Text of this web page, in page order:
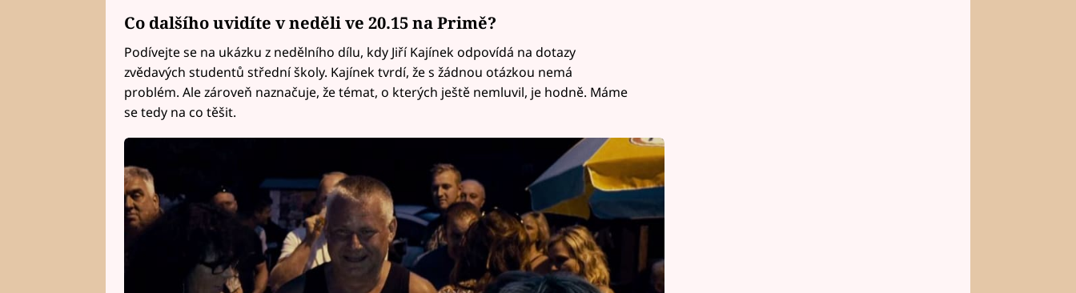
Co dalšího uvidíte v neděli ve 20.15 na Primě?
Podívejte se na ukázku z nedělního dílu, kdy Jiří Kajínek odpovídá na dotazy
zvědavých studentů střední školy. Kajínek tvrdí, že s žádnou otázkou nemá
problém. Ale zároveň naznačuje, že témat, o kterých ještě nemluvil, je hodně. Máme
se tedy na co těšit.